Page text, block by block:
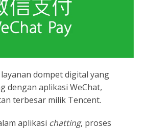
dompet digital yang
dengan aplikasi WeChat,
terbesar milik Tencent.
aplikasi chatting, proses